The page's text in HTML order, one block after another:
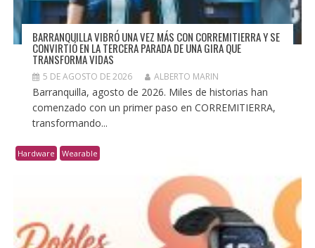
BARRANQUILLA VIBRÓ UNA VEZ MÁS CON CORREMITIERRA Y SE
CONVIRTIÓ EN LA TERCERA PARADA DE UNA GIRA QUE
TRANSFORMA VIDAS
5 DE AGOSTO DE 2026 ALBERTO MARIN
Barranquilla, agosto de 2026. Miles de historias han
comenzado con un primer paso en CORREMITIERRA,
transformando...
Hardware Wearable